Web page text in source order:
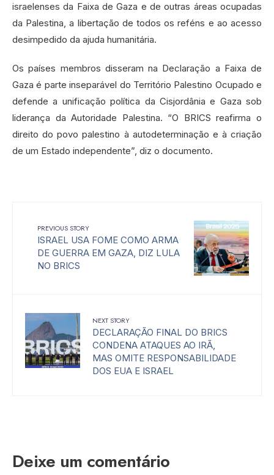
israelenses da Faixa de Gaza e de outras áreas ocupadas
da Palestina, a libertação de todos os reféns e ao acesso
desimpedido da ajuda humanitária.
Os países membros disseram na Declaração a Faixa de
Gaza é parte inseparável do Território Palestino Ocupado e
defende a unificação política da Cisjordânia e Gaza sob
liderança da Autoridade Palestina. “O BRICS reafirma o
direito do povo palestino à autodeterminação e à criação
de um Estado independente”, diz o documento.
PREVIOUS STORY
ISRAEL USA FOME COMO ARMA
DE GUERRA EM GAZA, DIZ LULA
NO BRICS
NEXT STORY
DECLARAÇÃO FINAL DO BRICS
CONDENA ATAQUES AO IRÃ,
MAS OMITE RESPONSABILIDADE
DOS EUA E ISRAEL
Deixe um comentário